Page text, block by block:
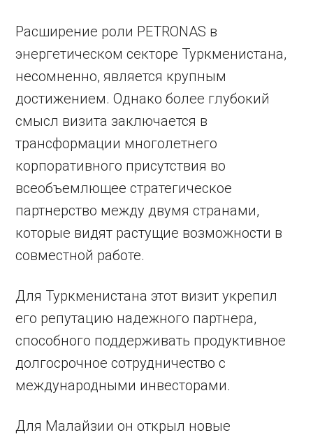
Расширение роли PETRONAS в
энергетическом секторе Туркменистана,
несомненно, является крупным
достижением. Однако более глубокий
смысл визита заключается в
трансформации многолетнего
корпоративного присутствия во
всеобъемлющее стратегическое
партнерство между двумя странами,
которые видят растущие возможности в
совместной работе.
Для Туркменистана этот визит укрепил
его репутацию надежного партнера,
способного поддерживать продуктивное
долгосрочное сотрудничество с
международными инвесторами.
Для Малайзии он открыл новые